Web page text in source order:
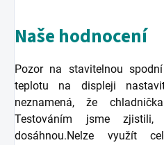
Naše hodnocení
Pozor na stavitelnou
teplotu na displeji
neznamená, že
Testováním jsme
dosáhnou.Nelze využít